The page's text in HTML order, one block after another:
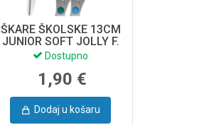
ŠKARE ŠKOLSKE 13CM
JUNIOR SOFT JOLLY F.
60865 ERICH KRAUSE
Dostupno
1,90 €
Dodaj u košaru